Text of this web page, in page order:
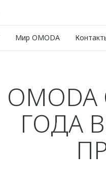
Мир OMODA
ГОДА